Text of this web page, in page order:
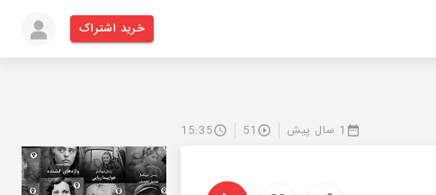
خرید اشتراک
1 سال پیش 51
15:35